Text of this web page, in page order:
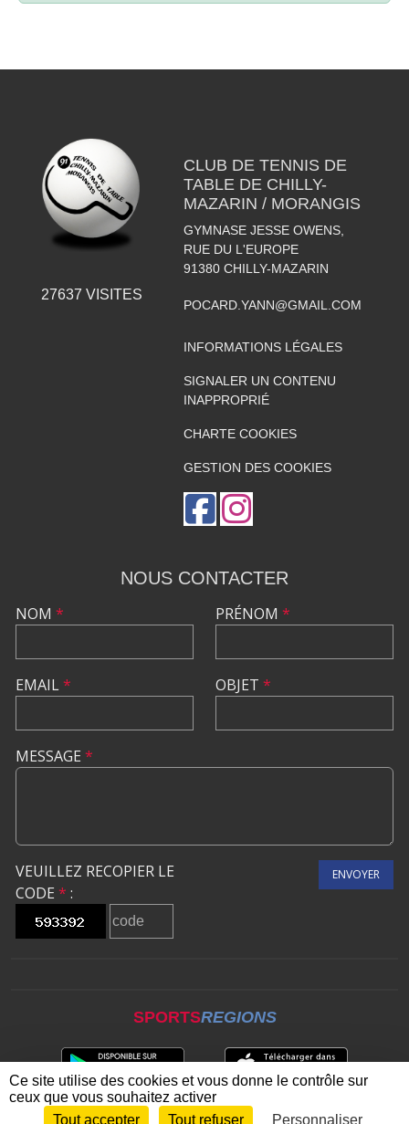
27637 VISITES
CLUB DE TENNIS DE
TABLE DE CHILLY-
MAZARIN / MORANGIS
GYMNASE JESSE OWENS,
RUE DU L'EUROPE
91380 CHILLY-MAZARIN
POCARD.YANN@GMAIL.COM
INFORMATIONS LÉGALES
SIGNALER UN CONTENU
INAPPROPRIÉ
CHARTE COOKIES
GESTION DES COOKIES
NOUS CONTACTER
NOM *
EMAIL*
PRÉNOM *
OBJET *
MESSAGE *
VEUILLEZ RECOPIER LE
CODE * :
ENVOYER
SPORTSREGIONS
Envie de participer ?
Ce site utilise des cookies et vous donne le contrôle sur
ceux que vous souhaitez activer
Tout accepter
Tout refuser Personnaliser